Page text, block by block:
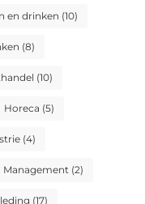
en drinken (10)
(8)
(10)
Horeca (5)
(4)
Management (2)
(17)